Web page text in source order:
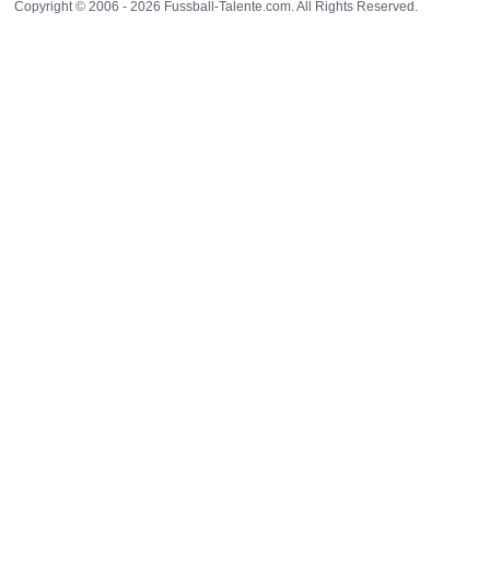
Copyright © 2006 - 2026 Fussball-Talente.com. All Rights Reserved.